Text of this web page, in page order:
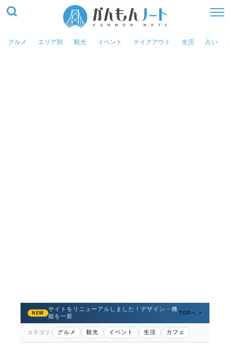
グルメ エリア別 観光 イベント テイクアウト 生活 占い
NEW
サイトをリニューアルしました！デザイン・機
能を一新
TOPへ >
カテゴリ: グルメ 観光 イベント 生活 カフェ